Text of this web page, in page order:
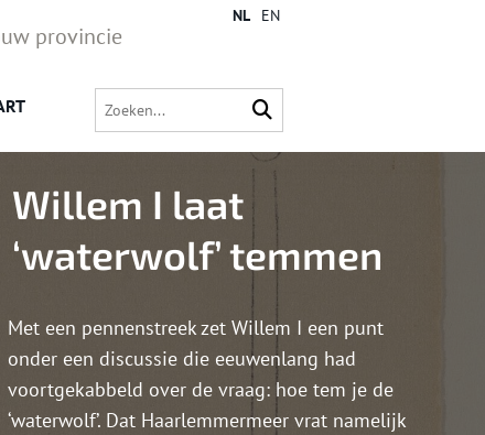
provincie
NL EN
Willem I laat
‘waterwolf’ temmen
Met een pennenstreek zet Willem I een punt
onder een discussie die eeuwenlang had
voortgekabbeld over de vraag: hoe tem je de
‘waterwolf’. Dat Haarlemmermeer vrat namelijk